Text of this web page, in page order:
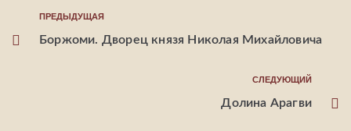
ПРЕДЫДУЩАЯ
Боржоми. Дворец князя Николая Михайловича
СЛЕДУЮЩИЙ
Долина Арагви